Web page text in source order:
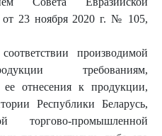
от 23 ноября 2020 г. № 105,
производимой
требованиям,
отнесения к продукции,
Республики Беларусь,
торгово-промышленной